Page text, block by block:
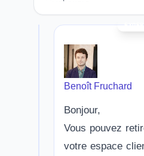
Benoît Fruchard
Bonjour,
Vous pouvez
votre espace